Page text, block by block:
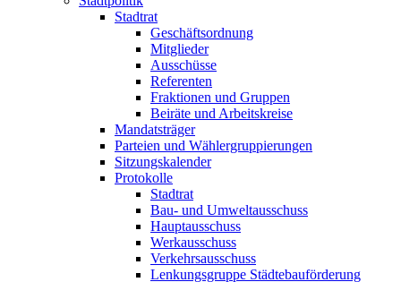
Stadtrat
Geschäftsordnung
Mitglieder
Ausschüsse
Referenten
Fraktionen und Gruppen
Beiräte und Arbeitskreise
Mandatsträger
Parteien und Wählergruppierungen
Sitzungskalender
Protokolle
Stadtrat
Bau- und Umweltausschuss
Hauptausschuss
Werkausschuss
Verkehrsausschuss
Lenkungsgruppe Städtebauförderung